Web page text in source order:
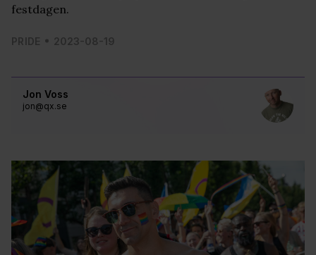
Jon Voss
jon@qx.se
festdagen.
PRIDE 2023-08-19